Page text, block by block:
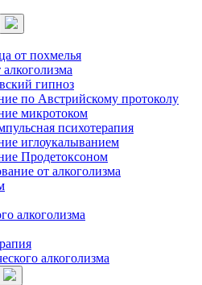
от похмелья
гипноз
по Австрийскому протоколу
микротоком
психотерапия
иглоукалыванием
Продетоксоном
от алкоголизма
алкоголизма
алкоголизма